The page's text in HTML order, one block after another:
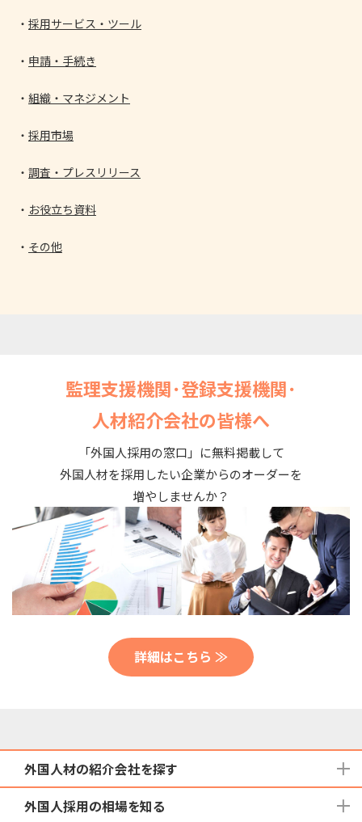
採用サービス・ツール
申請・手続き
組織・マネジメント
採用市場
調査・プレスリリース
お役立ち資料
その他
監理支援機関･登録支援機関･
人材紹介会社の皆様へ
「外国人採用の窓口」に無料掲載して
外国人材を採用したい企業からのオーダーを
増やしませんか？
詳細はこちら ≫
外国人材の紹介会社を探す
地域から検索する
外国人採用の相場を知る